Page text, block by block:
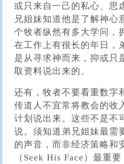
或只来自一己的私心、思
兄姐妹知道他是了解神心
个牧者纵然有多大学问，
在工作上有很长的年日，
是从寻求神而来，抑或只
取资料说出来的。
还有，牧者不要看重数字
传道人不宜常将教会的收
计划说出来。这些不是不
说。须知道弟兄姐妹最需
的声音，而非经济策略和
（Seek His Face）最重